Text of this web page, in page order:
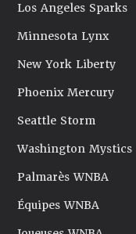
Los Angeles Sparks
Minnesota Lynx
New York Liberty
Phoenix Mercury
Seattle Storm
Washington Mystics
Palmarès WNBA
Équipes WNBA